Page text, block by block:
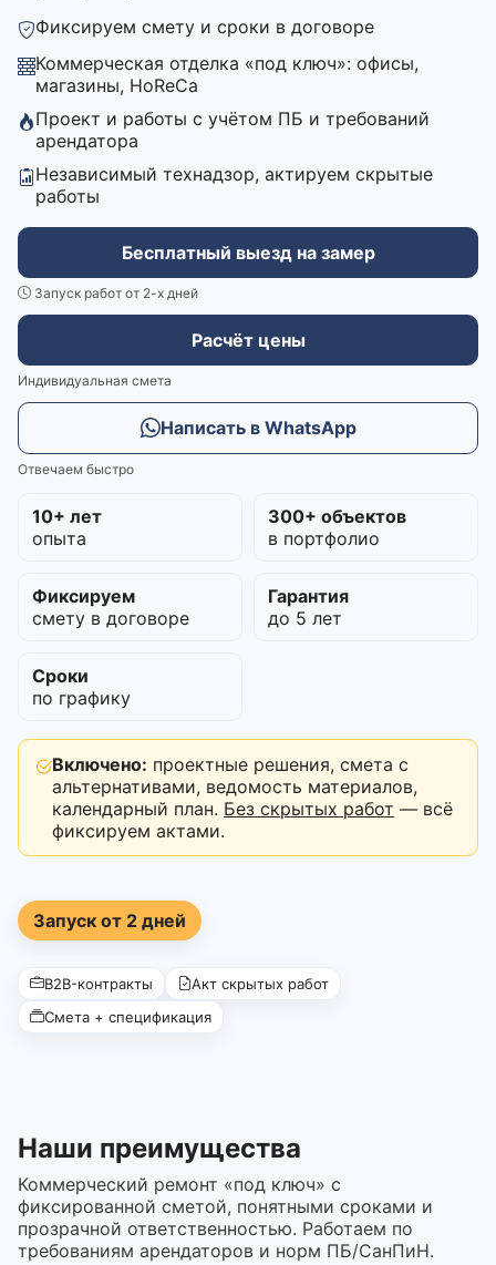
Фиксируем смету и сроки в договоре
Коммерческая отделка «под ключ»: офисы,
магазины, HoReCa
Проект и работы с учётом ПБ и требований
арендатора
Независимый технадзор, актируем скрытые
работы
Бесплатный выезд на замер
Запуск работ от 2-х дней
Расчёт цены
Индивидуальная смета
Написать в WhatsApp
Отвечаем быстро
10+ лет
опыта
300+ объектов
в портфолио
Фиксируем
смету в договоре
Гарантия
до 5 лет
Сроки
по графику
Включено: проектные решения, смета с
альтернативами, ведомость материалов,
календарный план. Без скрытых работ — всё
фиксируем актами.
Запуск от 2 дней
B2B-контракты
Акт скрытых работ
Смета + спецификация
Наши преимущества
Коммерческий ремонт «под ключ» с
фиксированной сметой, понятными сроками и
прозрачной ответственностью. Работаем по
требованиям арендаторов и норм ПБ/СанПиН.